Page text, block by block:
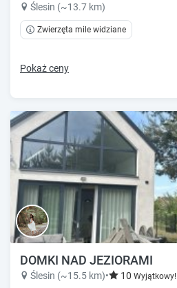
Ślesin (~13.7 km)
Zwierzęta mile widziane
Pokaż ceny
DOMKI NAD JEZIORAMI
Ślesin (~15.5 km)• 10 Wyjątkowy!